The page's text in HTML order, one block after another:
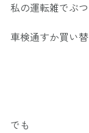
私の運転雑でぶ
車検通すか買い
でも